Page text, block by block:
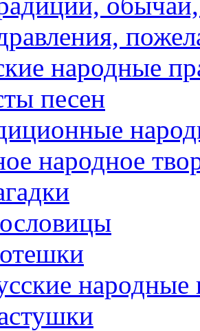
народные
песен
народное
народные